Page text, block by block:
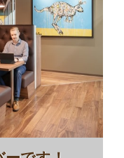
準備は整った！